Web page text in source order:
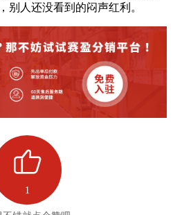
别人还没看到的闷声红利。
1